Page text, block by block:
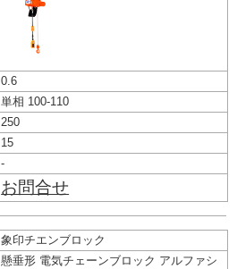
0.6
単相 100-110
250
15
-
お問合せ
象印チエンブロック
懸垂形 電気チェーンブロック アルファシ